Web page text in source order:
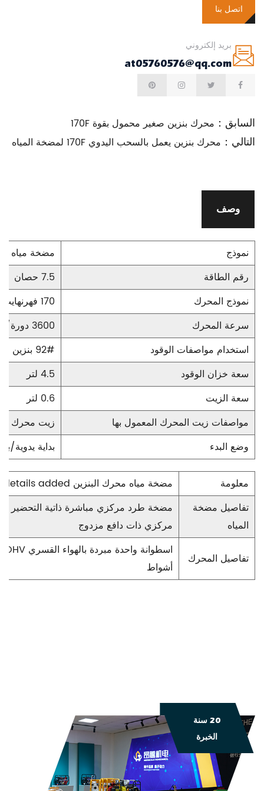
اتصل بنا
بريد إلكتروني
at05760576@qq.com
السابق： محرك بنزين صغير محمول بقوة 170F
التالي： محرك بنزين يعمل بالسحب اليدوي 170F لمضخة المياه
وصف
نموذج
مضخة مياه
رقم الطاقة
7.5 حصان
نموذج المحرك
170 فهرنهايت
سرعة المحرك
3600 دورة/دقيقة
استخدام مواصفات الوقود
92# بنزين خالي من الرصاص للسيارات
سعة خزان الوقود
4.5 لتر
سعة الزيت
0.6 لتر
مواصفات زيت المحرك المعمول بها
زيت محرك
وضع البدء
بداية يدوية/
معلومة
مضخة مياه محرك البنزين details added
تفاصيل مضخة
المياه
مضخة طرد مركزي مباشرة ذاتية التحضير
مركزي ذات دافع مزدوج
تفاصيل المحرك
أشواط
20 سنة
الخبرة